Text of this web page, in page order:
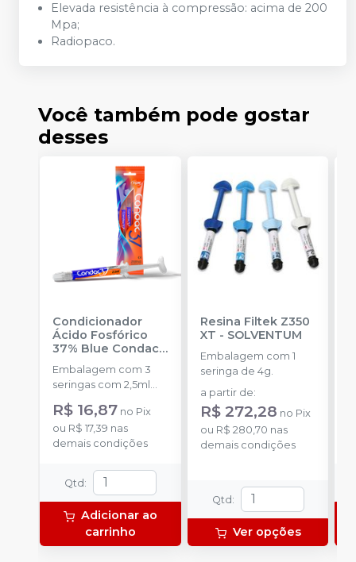
Elevada resistência à compressão: acima de 200
Mpa;
Radiopaco.
Você também pode gostar
desses
Condicionador
Ácido Fosfórico
37% Blue Condac-
FGM
Embalagem com 3
seringas com 2,5ml
cada uma e 3
ponteiras para
aplicação.
R$ 16,87 no Pix
ou R$ 17,39 nas
demais condições
Qtd :
Adicionar ao
carrinho
Resina Filtek Z350
XT - SOLVENTUM
Embalagem com 1
seringa de 4g.
a partir de:
R$ 272,28 no Pix
ou R$ 280,70 nas
demais condições
Qtd :
Ver opções